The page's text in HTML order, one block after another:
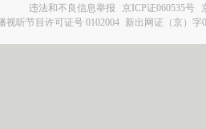
违法和不良信息举报
京ICP证060535号
视听节目许可证号 0102004 新出网证（京）